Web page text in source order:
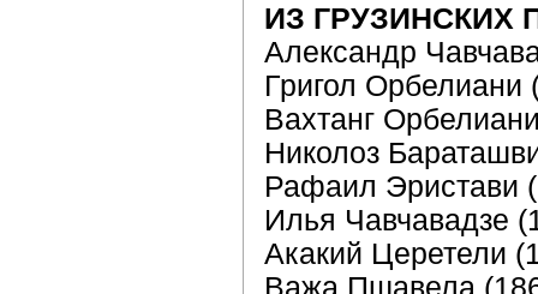
ИЗ ГРУЗИНСКИХ
Александр
Григол Орбелиани
Ваxтанг
Николоз
Рафаил Эристави
Илья Чавчавадзе
Акакий Церетели
Важа Пшавела